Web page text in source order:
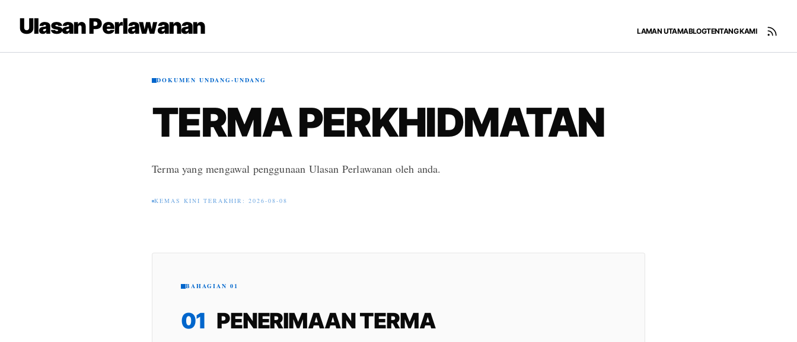
Ulasan Perlawanan LAMAN UTAMABLOGTENTANG KAMI
DOKUMEN UNDANG-UNDANG
TERMA PERKHIDMATAN
Terma yang mengawal penggunaan Ulasan Perlawanan oleh anda.
KEMAS KINI TERAKHIR: 2026-08-08
BAHAGIAN 01
01 PENERIMAAN TERMA